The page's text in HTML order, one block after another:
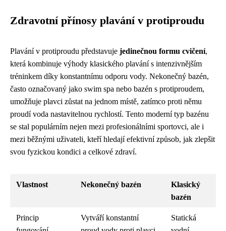
Zdravotní přínosy plavání v protiproudu
Plavání v protiproudu představuje jedinečnou formu cvičení,
která kombinuje výhody klasického plavání s intenzivnějším
tréninkem díky konstantnímu odporu vody. Nekonečný bazén,
často označovaný jako swim spa nebo bazén s protiproudem,
umožňuje plavci zůstat na jednom místě, zatímco proti němu
proudí voda nastavitelnou rychlostí. Tento moderní typ bazénu
se stal populárním nejen mezi profesionálními sportovci, ale i
mezi běžnými uživateli, kteří hledají efektivní způsob, jak zlepšit
svou fyzickou kondici a celkové zdraví.
Vlastnost Nekonečný bazén
Klasický
bazén
Princip
Vytváří konstantní
Statická